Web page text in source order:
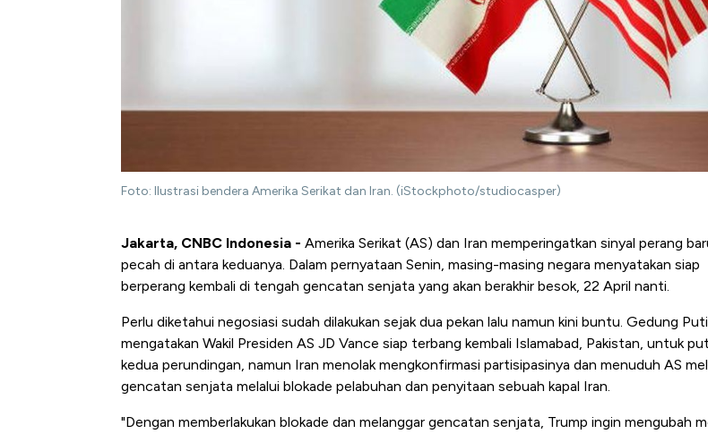
Foto: Ilustrasi bendera Amerika Serikat dan Iran. (iStockphoto/studiocasper)
Jakarta, CNBC Indonesia - Amerika Serikat (AS) dan Iran memperingatkan sinyal perang
pecah di antara keduanya. Dalam pernyataan Senin, masing-masing negara menyatakan siap
berperang kembali di tengah gencatan senjata yang akan berakhir besok, 22 April nanti.
Perlu diketahui negosiasi sudah dilakukan sejak dua pekan lalu namun kini buntu. Gedung
mengatakan Wakil Presiden AS JD Vance siap terbang kembali Islamabad, Pakistan, untuk
kedua perundingan, namun Iran menolak mengkonfirmasi partisipasinya dan menuduh AS
gencatan senjata melalui blokade pelabuhan dan penyitaan sebuah kapal Iran.
"Dengan memberlakukan blokade dan melanggar gencatan senjata, Trump ingin mengubah